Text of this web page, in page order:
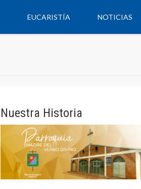
EUCARISTÍA NOTICIAS
Nuestra Historia